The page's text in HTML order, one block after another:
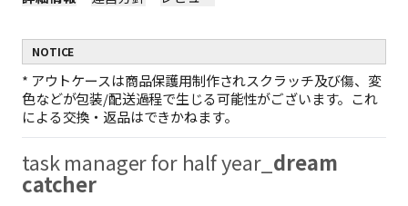
ZeroX商品と他の商品を一緒にご購入いただくと、送料は他の商
品にのみかかります。
（ZeroX商品には送料がかかりません。）
2 ZeroX商品だけを購入する場合、最小送料が適用されます。
ZeroX商品だけをご購入いただくと、最も軽い商品1点を基準に最
小送料のみがかかります。
例：ZeroX 1個の送料 = ZeroX 10個の送料
3 ZeroX商品だけで10,000円以上お買い上げの場合、送料無料と
なります。
1回の注文でZeroX商品だけを10,000円以上購入すると、送料は完
NOTICE
* アウトケースは商品保護用制作されスクラッチ及び傷、変
色などが包装/配送過程で生じる可能性がございます。これ
による交換・返品はできかねます。
task manager for half year_ dream
catcher